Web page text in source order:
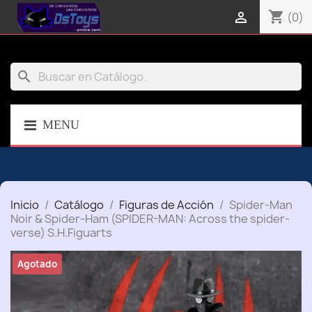
shopping_cart (0)

search
MENU
Inicio Catálogo Figuras de Acción
Spider-Man
Noir & Spider-Ham (SPIDER-MAN: Across the spider-
verse) S.H.Figuarts
Agotado